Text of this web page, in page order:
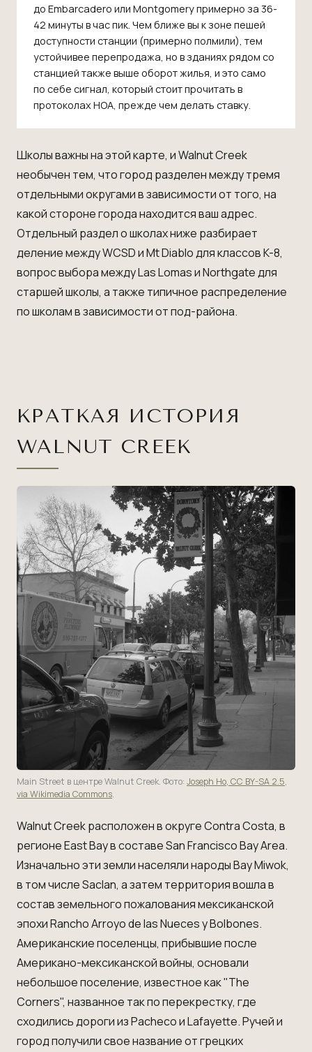
до Embarcadero или Montgomery примерно за 36-
42 минуты в час пик. Чем ближе вы к зоне пешей
доступности станции (примерно полмили), тем
устойчивее перепродажа, но в зданиях рядом со
станцией также выше оборот жилья, и это само
по себе сигнал, который стоит прочитать в
протоколах HOA, прежде чем делать ставку.
Школы важны на этой карте, и Walnut Creek
необычен тем, что город разделен между тремя
отдельными округами в зависимости от того, на
какой стороне города находится ваш адрес.
Отдельный раздел о школах ниже разбирает
деление между WCSD и Mt Diablo для классов K-8,
вопрос выбора между Las Lomas и Northgate для
старшей школы, а также типичное распределение
по школам в зависимости от под-района.
КРАТКАЯ ИСТОРИЯ
WALNUT CREEK
Main Street в центре Walnut Creek. Фото: Joseph Ho, CC BY-SA 2.5,
via Wikimedia Commons.
Walnut Creek расположен в округе Contra Costa, в
регионе East Bay в составеSan FranciscoBay Area.
Изначально эти земли населяли народы Bay Miwok,
в том числе Saclan, а затем территория вошла в
состав земельного пожалования мексиканской
эпохи Rancho Arroyo de las Nueces y Bolbones.
Американские поселенцы, прибывшие после
Американо-мексиканской войны, основали
небольшое поселение, известное как "The
Corners", названное так по перекрестку, где
сходились дороги из Pacheco и Lafayette. Ручей и
город получили свое название от грецких